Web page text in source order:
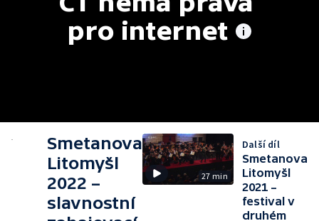
pro internet
Smetanova
Litomyšl
2022 –
slavnostní
27 min
Další díl
Smetanova
Litomyšl
2021 –
festival v
druhém